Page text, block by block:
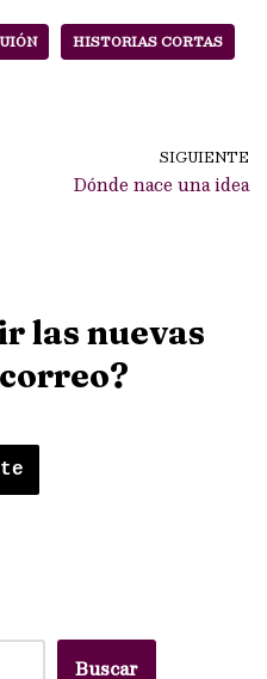
HISTORIAS CORTAS
SIGUIENTE
Dónde nace una idea
las nuevas
Buscar